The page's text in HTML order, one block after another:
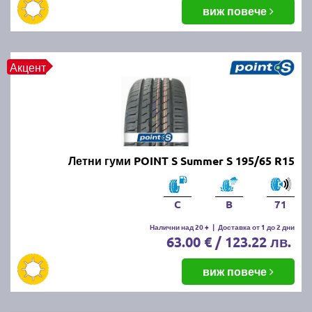
балансировка и реглаж на предния и задния мост.
Неравномерното износване може да е знак за
гуми.
Как да се грижим за летните
Проверявайте редовно налягането, дълбочината
на протектора и състоянието на гумите. Избягвайте
рязко спиране и агресивно шофиране, тъй като
това води до по-бързо износване. Почиствайте
гумите от кал и камъчета и ги проверявайте за
Как се съхраняват зимните и
летни гуми?
виж повече
Акцент
Летни гуми POINT S Summer S 195/65 R15
C B 71
Налични над 20 + | Доставка от 1 до 2 дни
63.00 € / 123.22 лв.
виж повече